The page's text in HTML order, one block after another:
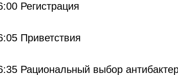
Регистрация
Приветствия
Рациональный выбор